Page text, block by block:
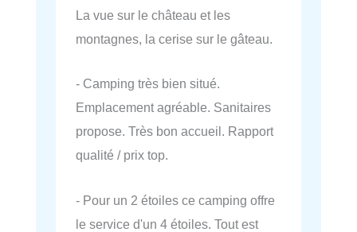
La vue sur le château et les
montagnes, la cerise sur le gâteau.
- Camping très bien situé.
Emplacement agréable. Sanitaires
propose. Très bon accueil. Rapport
qualité / prix top.
- Pour un 2 étoiles ce camping offre
le service d'un 4 étoiles. Tout est